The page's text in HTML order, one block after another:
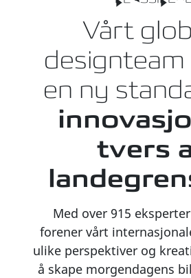
Vårt
en ny
tvers
Med over 915
forener vårt
ulike perspektiver og
å skape morgendagens